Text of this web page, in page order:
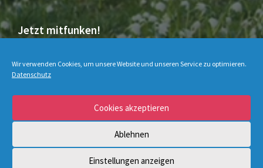
Wir verwenden Cookies, um unsere Website und unseren Service zu optimieren.
Datenschutz
Cookies akzeptieren
Ablehnen
Einstellungen anzeigen
Jetzt mitfunken!
Bleiben Sie auch unterwegs immer auf dem
Laufenden mit DorfFunk!
Jetzt laden für iOS & Android
© 2026 Schmechten